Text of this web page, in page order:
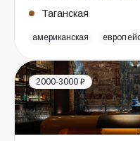
Таганская
американская
2000-3000 ₽